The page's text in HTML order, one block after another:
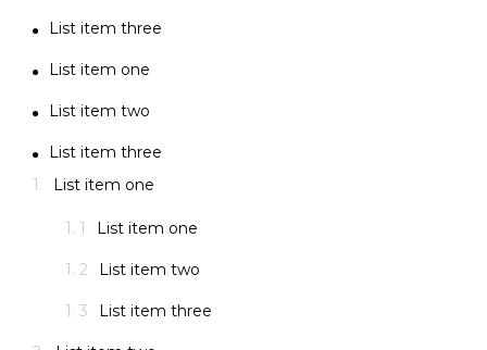
List item three
List item one
List item two
List item three
List item one
List item one
List item two
List item three